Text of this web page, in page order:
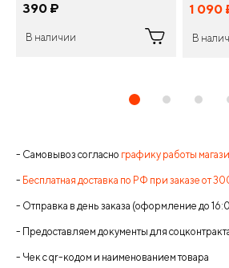
390 ¤
В наличии
1 090
В
- Самовывоз согласно графику работы
- Бесплатная доставка по РФ при заказе от
- Отправка в день заказа (оформление до
- Предоставляем документы для
- Чек с qr-кодом и наименованием товара